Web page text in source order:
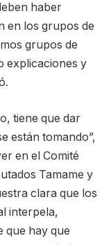
haber
en los grupos de
grupos de
explicaciones y
tiene que dar
están tomando”,
en el Comité
Tamame y
clara que los
interpela,
que hay que